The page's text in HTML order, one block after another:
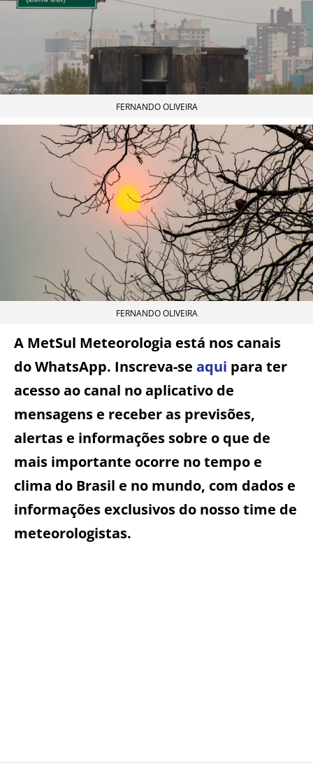
FERNANDO OLIVEIRA
FERNANDO OLIVEIRA
A MetSul Meteorologia está nos canais
do WhatsApp. Inscreva-se aqui para ter
acesso ao canal no aplicativo de
mensagens e receber as previsões,
alertas e informações sobre o que de
mais importante ocorre no tempo e
clima do Brasil e no mundo, com dados e
informações exclusivos do nosso time de
meteorologistas.